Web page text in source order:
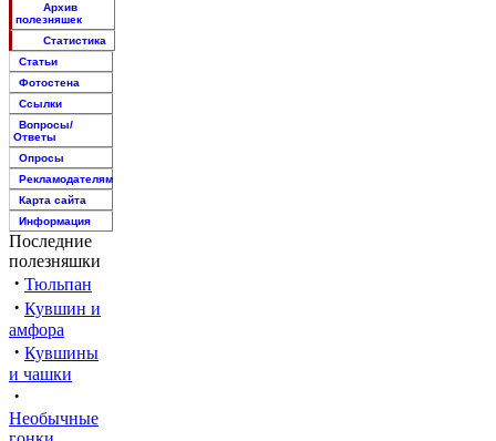
Архив
полезняшек
Статистика
Статьи
Фотостена
Ссылки
Вопросы/
Ответы
Опросы
Рекламодателям
Карта сайта
Информация
Последние
полезняшки
· Тюльпан
· Кувшин и
амфора
· Кувшины
и чашки
·
Необычные